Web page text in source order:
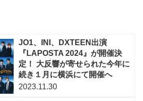
JO1、INI、DXTEEN出演
『LAPOSTA 2024』が開催決
定！ 大反響が寄せられた今年に
続き１月に横浜にて開催へ
2023.11.30